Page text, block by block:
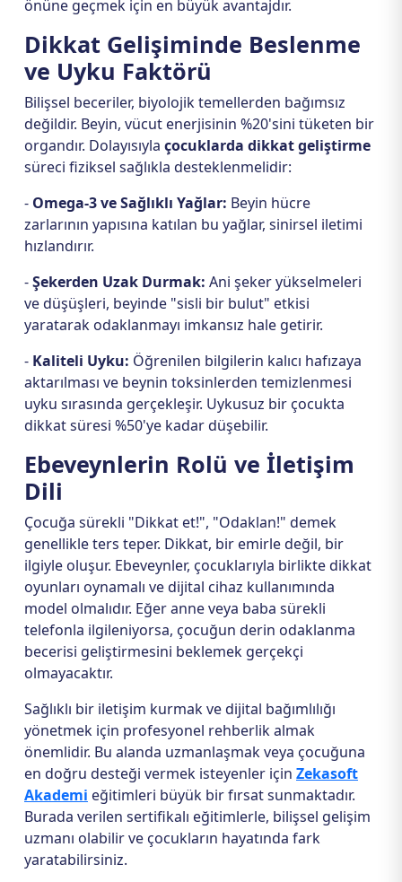
önüne geçmek için en büyük avantajdır.
Dikkat Gelişiminde Beslenme
ve Uyku Faktörü
Bilişsel beceriler, biyolojik temellerden bağımsız
değildir. Beyin, vücut enerjisinin %20'sini tüketen bir
organdır. Dolayısıyla çocuklarda dikkat geliştirme
süreci fiziksel sağlıkla desteklenmelidir:
- Omega-3 ve Sağlıklı Yağlar: Beyin hücre
zarlarının yapısına katılan bu yağlar, sinirsel iletimi
hızlandırır.
-Şekerden Uzak Durmak: Ani şeker yükselmeleri
ve düşüşleri, beyinde "sisli bir bulut" etkisi
yaratarak odaklanmayı imkansız hale getirir.
- Kaliteli Uyku: Öğrenilen bilgilerin kalıcı hafızaya
aktarılması ve beynin toksinlerden temizlenmesi
uyku sırasında gerçekleşir. Uykusuz bir çocukta
dikkat süresi %50'ye kadar düşebilir.
Ebeveynlerin Rolü ve İletişim
Dili
Çocuğa sürekli "Dikkat et!", "Odaklan!" demek
genellikle ters teper. Dikkat, bir emirle değil, bir
ilgiyle oluşur. Ebeveynler, çocuklarıyla birlikte dikkat
oyunları oynamalı ve dijital cihaz kullanımında
model olmalıdır. Eğer anne veya baba sürekli
telefonla ilgileniyorsa, çocuğun derin odaklanma
becerisi geliştirmesini beklemek gerçekçi
olmayacaktır.
Sağlıklı bir iletişim kurmak ve dijital bağımlılığı
yönetmek için profesyonel rehberlik almak
önemlidir. Bu alanda uzmanlaşmak veya çocuğuna
en doğru desteği vermek isteyenler için Zekasoft
Akademi eğitimleri büyük bir fırsat sunmaktadır.
Burada verilen sertifikalı eğitimlerle, bilişsel gelişim
uzmanı olabilir ve çocukların hayatında fark
yaratabilirsiniz.